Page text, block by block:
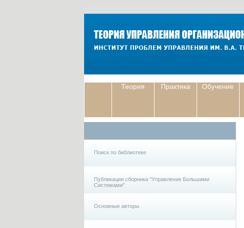
Теория Практика Обучение
Поиск по библиотеке
Публикации сборника "Управление Большими
Системами"
Основные авторы